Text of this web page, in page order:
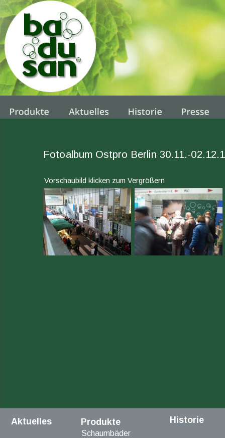
Fotoalbum Ostpro Berlin 30.11.-
Vorschaubild klicken zum Vergrößern
Aktuelles Produkte Historie
Schaumbäder